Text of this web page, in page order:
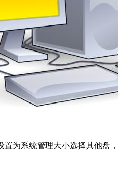
为系统管理大小选择其他盘，